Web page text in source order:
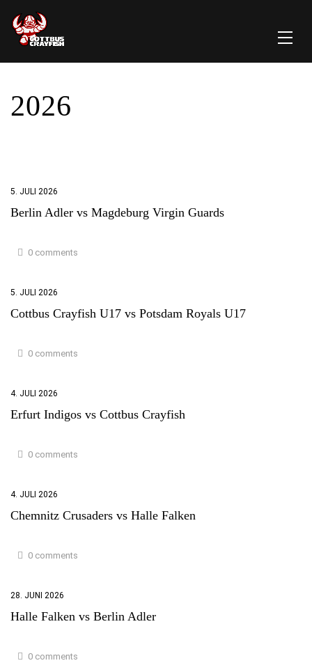
2026
5. JULI 2026
Berlin Adler vs Magdeburg Virgin Guards
0 comments
5. JULI 2026
Cottbus Crayfish U17 vs Potsdam Royals U17
0 comments
4. JULI 2026
Erfurt Indigos vs Cottbus Crayfish
0 comments
4. JULI 2026
Chemnitz Crusaders vs Halle Falken
0 comments
28. JUNI 2026
Halle Falken vs Berlin Adler
0 comments